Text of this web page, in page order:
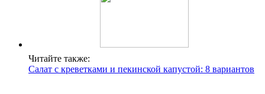
Читайте также:
Салат с креветками и пекинской капустой: 8 вариантов